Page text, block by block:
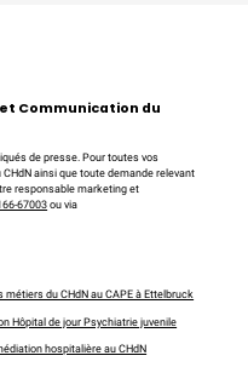
Communication du
de presse. Pour toutes vos
ainsi que toute demande relevant
responsable marketing et
67003ou via
du CHdN au CAPE à Ettelbruck
Hôpital de jour Psychiatrie juvenile
hospitalière au CHdN